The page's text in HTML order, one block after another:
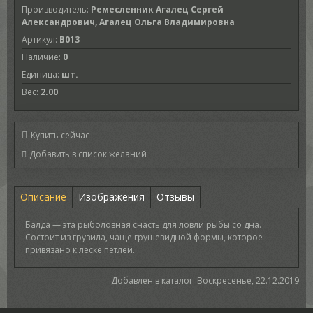
Производитель: Ремесленник Агалец Сергей
Александрович, Агалец Ольга Владимировна
Артикул: B013
Наличие: 0
Единица: шт.
Вес: 2.00
Купить сейчас
Описание Изображения Отзывы
Балда — эта рыболовная снасть для ловли рыбы со дна.
Состоит из грузила, чаще грушевидной формы, которое
привязано к леске петлей.
Добавлен в каталог: Воскресенье, 22.12.2019